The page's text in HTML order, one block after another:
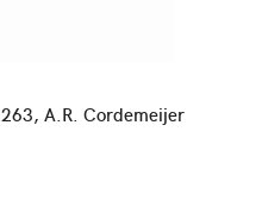
A.R. Cordemeijer